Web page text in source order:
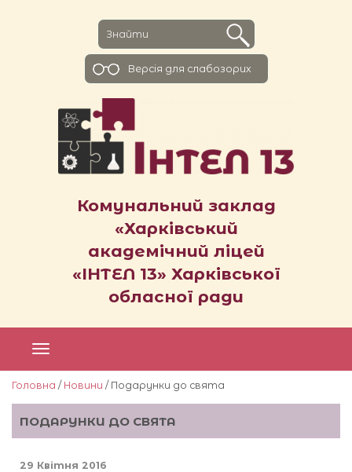
Комунальний заклад
«Харківський
академічний ліцей
«ІНТЕЛ 13» Харківської
обласної ради
Версiя для слабозорих
Головна / Новини / Подарунки до свята
ПОДАРУНКИ ДО СВЯТА
29 Квітня 2016